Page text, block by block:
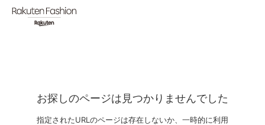
お探しのページは見つかりませんでした
指定されたURLのページは存在しないか、一時的に利用